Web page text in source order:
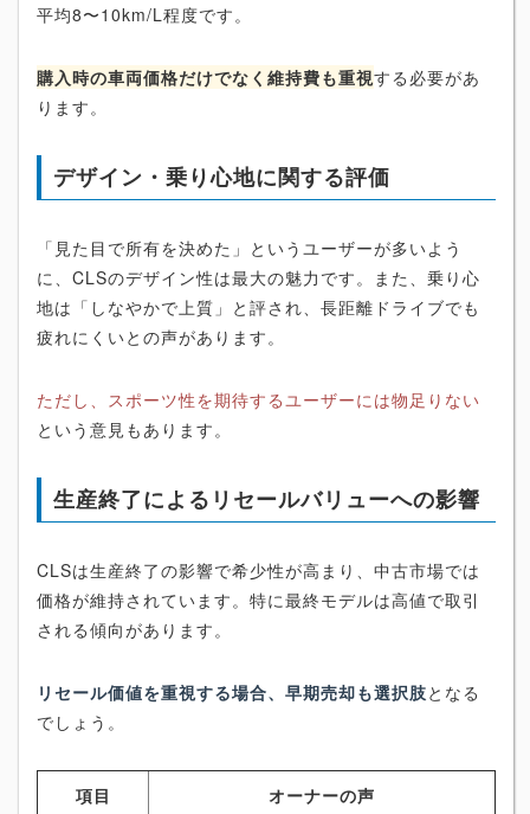
平均8〜10km/L程度です。
購入時の車両価格だけでなく維持費も重視する必要があ
ります。
デザイン・乗り心地に関する評価
「見た目で所有を決めた」というユーザーが多いよう
に、CLSのデザイン性は最大の魅力です。また、乗り心
地は「しなやかで上質」と評され、長距離ドライブでも
疲れにくいとの声があります。
ただし、スポーツ性を期待するユーザーには物足りない
という意見もあります。
生産終了によるリセールバリューへの影響
CLSは生産終了の影響で希少性が高まり、中古市場では
価格が維持されています。特に最終モデルは高値で取引
される傾向があります。
リセール価値を重視する場合、早期売却も選択肢となる
でしょう。
項目 オーナーの声